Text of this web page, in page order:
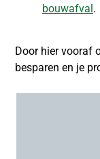
bouwafval.
Door hier vooraf
besparen en je